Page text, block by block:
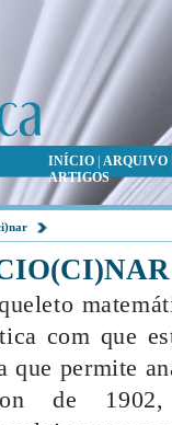
INÍCIO ARQUIVO
ARTIGOS
com que
que permite
de